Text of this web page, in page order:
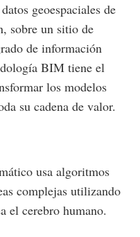
geoespaciales de
sobre un sitio de
de información
BIM tiene el
los modelos
su cadena de valor.
usa algoritmos
complejas utilizando
el cerebro humano.